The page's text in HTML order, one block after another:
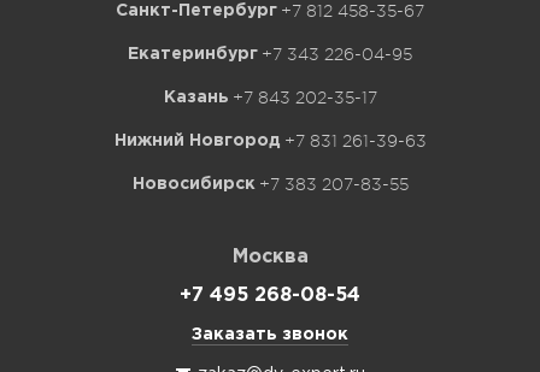
Санкт-Петербург +7 812 458-35-67
Екатеринбург +7 343 226-04-95
Казань +7 843 202-35-17
Нижний Новгород +7 831 261-39-63
Новосибирск +7 383 207-83-55
Москва
+7 495 268-08-54
Заказать звонок